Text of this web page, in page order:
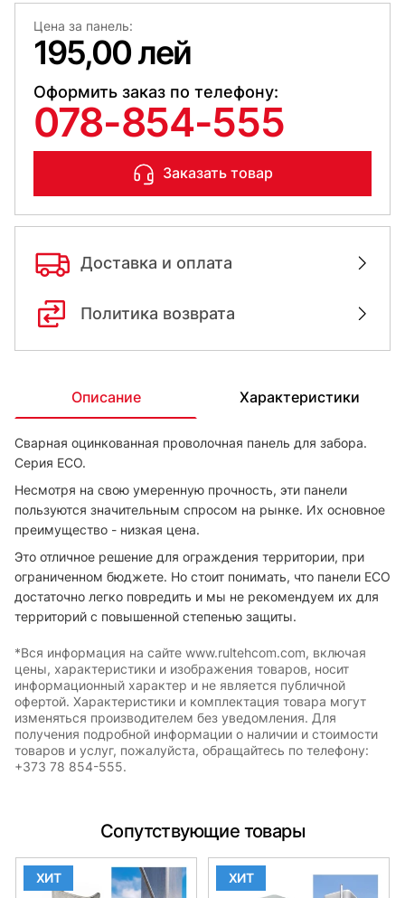
Цена за панель:
195,00 лей
Оформить заказ по телефону:
078-854-555
Заказать товар
Доставка и оплата
Политика возврата
Описание Характеристики
Сварная оцинкованная проволочная панель для забора.
Серия ЕСО.
Несмотря на свою умеренную прочность, эти панели
пользуются значительным спросом на рынке. Их основное
преимущество - низкая цена.
Это отличное решение для ограждения территории, при
ограниченном бюджете. Но стоит понимать, что панели ECO
достаточно легко повредить и мы не рекомендуем их для
территорий с повышенной степенью защиты.
*Вся информация на сайте www.rultehcom.com, включая
цены, характеристики и изображения товаров, носит
информационный характер и не является публичной
офертой. Характеристики и комплектация товара могут
изменяться производителем без уведомления. Для
получения подробной информации о наличии и стоимости
товаров и услуг, пожалуйста, обращайтесь по телефону:
+373 78 854-555.
Сопутствующие товары
ХИТ ХИТ